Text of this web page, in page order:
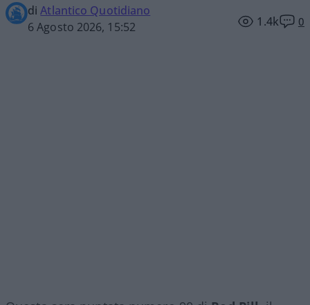
diAtlantico Quotidiano
6 Agosto 2026, 15:52
1.4k 0